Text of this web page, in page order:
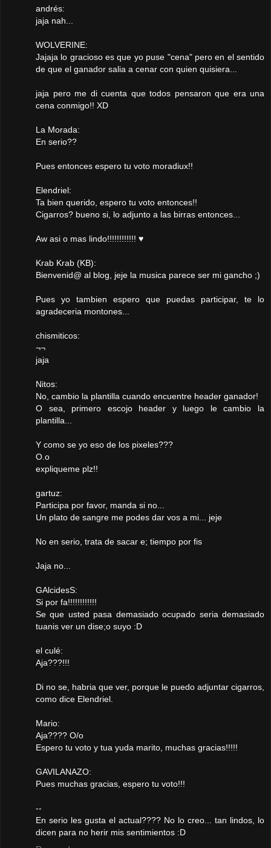
andrés:
jaja nah...
WOLVERINE:
Jajaja lo gracioso es que yo puse "cena" pero en el sentido
de que el ganador salia a cenar con quien quisiera...
jaja pero me di cuenta que todos pensaron que era una
cena conmigo!! XD
La Morada:
En serio??
Pues entonces espero tu voto moradiux!!
Elendriel:
Ta bien querido, espero tu voto entonces!!
Cigarros? bueno si, lo adjunto a las birras entonces...
Aw asi o mas lindo!!!!!!!!!!!! ♥
Krab Krab (KB):
Bienvenid@ al blog, jeje la musica parece ser mi gancho ;)
Pues yo tambien espero que puedas participar, te lo
agradeceria montones...
chismiticos:
¬¬
jaja
Nitos:
No, cambio la plantilla cuando encuentre header ganador!
O sea, primero escojo header y luego le cambio la
plantilla...
Y como se yo eso de los pixeles???
O.o
expliqueme plz!!
gartuz:
Participa por favor, manda si no...
Un plato de sangre me podes dar vos a mi... jeje
No en serio, trata de sacar e; tiempo por fis
Jaja no...
GAlcidesS:
Si por fa!!!!!!!!!!!!
Se que usted pasa demasiado ocupado seria demasiado
tuanis ver un dise;o suyo :D
el culé:
Aja???!!!
Di no se, habria que ver, porque le puedo adjuntar cigarros,
como dice Elendriel.
Mario:
Aja???? O/o
Espero tu voto y tua yuda marito, muchas gracias!!!!!
GAVILANAZO:
Pues muchas gracias, espero tu voto!!!
--
En serio les gusta el actual???? No lo creo... tan lindos, lo
dicen para no herir mis sentimientos :D